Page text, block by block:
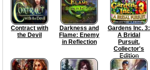
Contract with
the Devil
Darkness and
Flame: Enemy
in Reflection
Gardens Inc. 3:
A Bridal
Pursuit.
Collector's
Edition